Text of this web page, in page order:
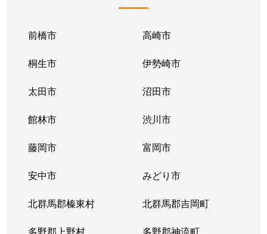
前橋市 高崎市
桐生市 伊勢崎市
太田市 沼田市
館林市 渋川市
藤岡市 富岡市
安中市 みどり市
北群馬郡榛東村 北群馬郡吉岡町